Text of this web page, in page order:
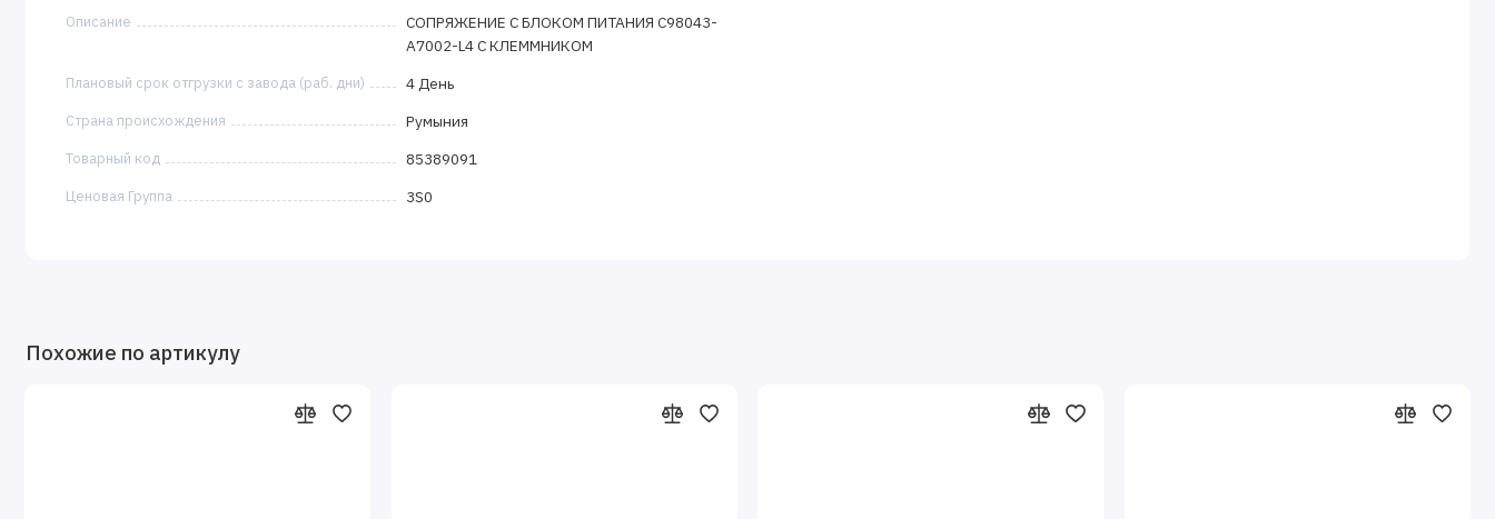
Описание
СОПРЯЖЕНИЕ С БЛОКОМ ПИТАНИЯ C98043-
A7002-L4 С КЛЕММНИКОМ
Плановый срок отгрузки с завода (раб. дни) 4 День
Страна происхождения Румыния
Товарный код 85389091
Ценовая Группа 3S0
Похожие по артикулу